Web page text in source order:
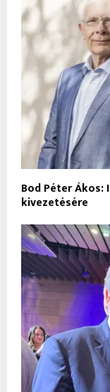
Bod Péter
kivezetésére